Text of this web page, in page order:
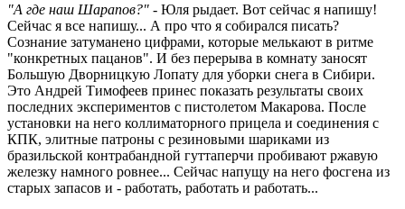
"А где наш Шарапов?" - Юля рыдает. Вот сейчас я напишу!
Сейчас я все напишу... А про что я собирался писать?
Сознание затуманено цифрами, которые мелькают в ритме
"конкретных пацанов". И без перерыва в комнату заносят
Большую Дворницкую Лопату для уборки снега в Сибири.
Это Андрей Тимофеев принес показать результаты своих
последних экспериментов с пистолетом Макарова. После
установки на него коллиматорного прицела и соединения с
КПК, элитные патроны с резиновыми шариками из
бразильской контрабандной гуттаперчи пробивают ржавую
железку намного ровнее... Сейчас напущу на него фосгена из
старых запасов и - работать, работать и работать...